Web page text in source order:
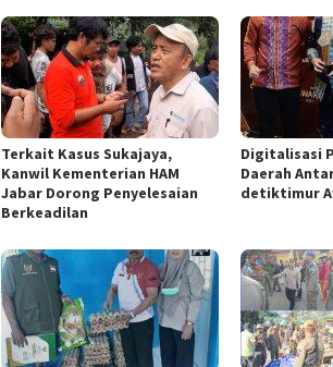
‎Terkait Kasus Sukajaya,
Kanwil Kementerian HAM
Jabar ‎Dorong Penyelesaian
Berkeadilan
Digitalisasi
Daerah
detiktimur